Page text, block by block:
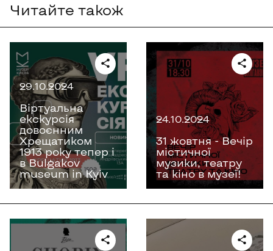
Читайте також
29.10.2024
Віртуальна
екскурсія
довоєнним
Хрещатиком
1913 року тепер і
в Bulgakov
museum in Kyiv
24.10.2024
31 жовтня - Вечір
містичної
музики, театру
та кіно в музеї!